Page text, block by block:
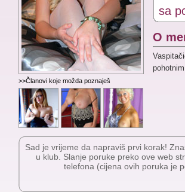
sa
O
>>Članovi koje možda poznaješ
Sad je vrijeme da napraviš prvi korak!
u klub. Slanje poruke preko ove web
telefona (cijena ovih poruka je